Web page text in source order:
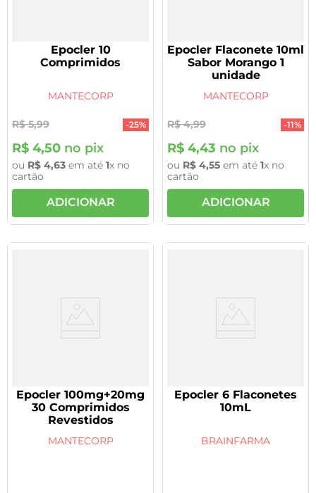
Epocler 10
Comprimidos
MANTECORP
R$ 5,99 -25%
R$ 4,50 no pix
ou R$ 4,63 em até 1x no
cartão
ADICIONAR
Epocler Flaconete 10ml
Sabor Morango 1
unidade
MANTECORP
R$ 4,99 -11%
R$ 4,43 no pix
ou R$ 4,55 em até 1x no
cartão
ADICIONAR
Epocler 100mg+20mg
30 Comprimidos
Revestidos
MANTECORP
Epocler 6 Flaconetes
10mL
BRAINFARMA